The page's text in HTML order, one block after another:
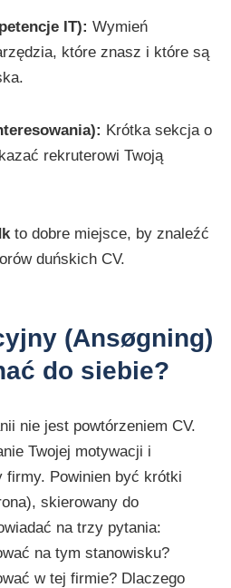
IT): Wymień
które znasz i które są
Krótka sekcja o
rekruterowi Twoją
to dobre miejsce, by znaleźć
duńskich CV.
(Ansøgning)
do siebie?
nie jest powtórzeniem CV.
Twojej motywacji i
firmy. Powinien być krótki
skierowany do
na trzy pytania:
na tym stanowisku?
w tej firmie? Dlaczego